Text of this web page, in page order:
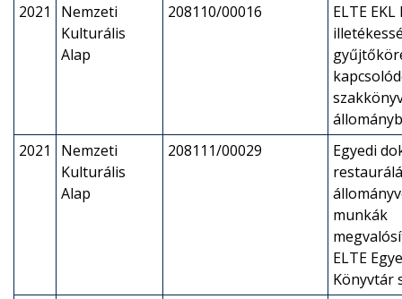
2021
Nemzeti
Kulturális
Alap
208110/00016
ELTE
2021
Nemzeti
Kulturális
Alap
208111/00029
Egyedi
munkák
ELTE
Könyvtár